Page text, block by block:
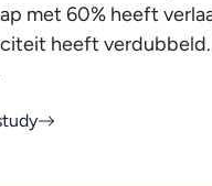
met 60% heeft
heeft verdubbeld.